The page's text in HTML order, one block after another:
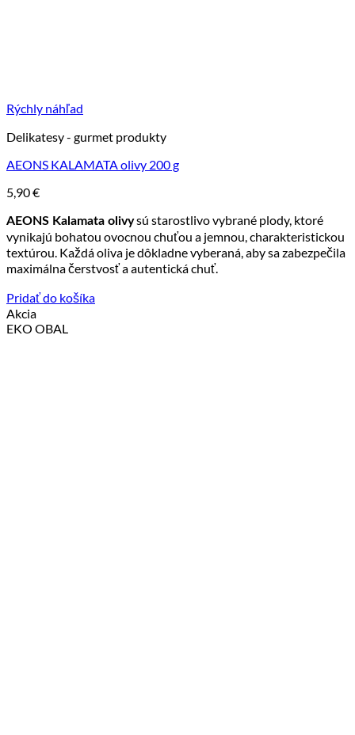
Rýchly náhľad
Delikatesy - gurmet produkty
AEONS KALAMATA olivy 200 g
5,90€
AEONS Kalamata olivysú starostlivo vybrané plody, ktoré
vynikajú bohatou ovocnou chuťou a jemnou, charakteristickou
textúrou. Každá oliva je dôkladne vyberaná, aby sa zabezpečila
maximálna čerstvosť a autentická chuť.
Pridať do košíka
Akcia
EKO OBAL